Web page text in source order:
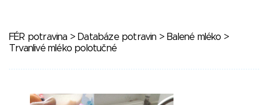
FÉR potravina > Databáze potravin > Balené mléko >
Trvanlivé mléko polotučné